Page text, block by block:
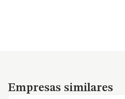
Empresas similares
Empresas similares